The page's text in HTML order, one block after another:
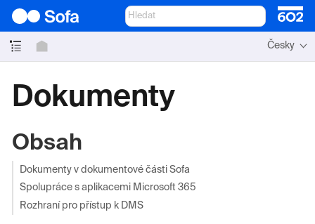
Česky
Dokumenty
Obsah
Dokumenty v dokumentové části Sofa
Spolupráce s aplikacemi Microsoft 365
Rozhraní pro přístup k DMS